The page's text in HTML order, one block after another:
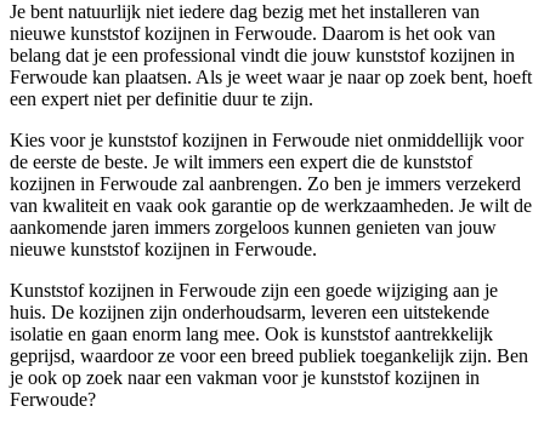
Je bent natuurlijk niet iedere dag bezig met het installeren van
nieuwe kunststof kozijnen in Ferwoude. Daarom is het ook van
belang dat je een professional vindt die jouw kunststof kozijnen in
Ferwoude kan plaatsen. Als je weet waar je naar op zoek bent, hoeft
een expert niet per definitie duur te zijn.
Kies voor je kunststof kozijnen in Ferwoude niet onmiddellijk voor
de eerste de beste. Je wilt immers een expert die de kunststof
kozijnen in Ferwoude zal aanbrengen. Zo ben je immers verzekerd
van kwaliteit en vaak ook garantie op de werkzaamheden. Je wilt de
aankomende jaren immers zorgeloos kunnen genieten van jouw
nieuwe kunststof kozijnen in Ferwoude.
Kunststof kozijnen in Ferwoude zijn een goede wijziging aan je
huis. De kozijnen zijn onderhoudsarm, leveren een uitstekende
isolatie en gaan enorm lang mee. Ook is kunststof aantrekkelijk
geprijsd, waardoor ze voor een breed publiek toegankelijk zijn. Ben
je ook op zoek naar een vakman voor je kunststof kozijnen in
Ferwoude?